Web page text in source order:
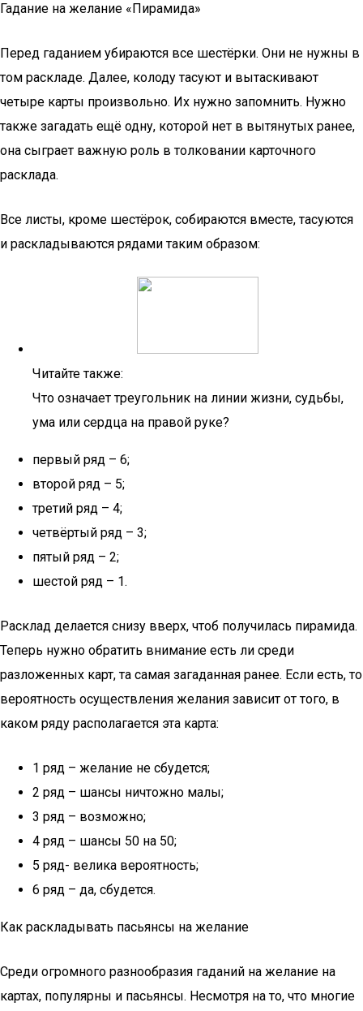
Гадание на желание «Пирамида»
Перед гаданием убираются все шестёрки. Они не нужны в
том раскладе. Далее, колоду тасуют и вытаскивают
четыре карты произвольно. Их нужно запомнить. Нужно
также загадать ещё одну, которой нет в вытянутых ранее,
она сыграет важную роль в толковании карточного
расклада.
Все листы, кроме шестёрок, собираются вместе, тасуются
и раскладываются рядами таким образом:
Читайте также:
Что означает треугольник на линии жизни, судьбы,
ума или сердца на правой руке?
первый ряд – 6;
второй ряд – 5;
третий ряд – 4;
четвёртый ряд – 3;
пятый ряд – 2;
шестой ряд – 1.
Расклад делается снизу вверх, чтоб получилась пирамида.
Теперь нужно обратить внимание есть ли среди
разложенных карт, та самая загаданная ранее. Если есть, то
вероятность осуществления желания зависит от того, в
каком ряду располагается эта карта:
1 ряд – желание не сбудется;
2 ряд – шансы ничтожно малы;
3 ряд – возможно;
4 ряд – шансы 50 на 50;
5 ряд- велика вероятность;
6 ряд – да, сбудется.
Как раскладывать пасьянсы на желание
Среди огромного разнообразия гаданий на желание на
картах, популярны и пасьянсы. Несмотря на то, что многие